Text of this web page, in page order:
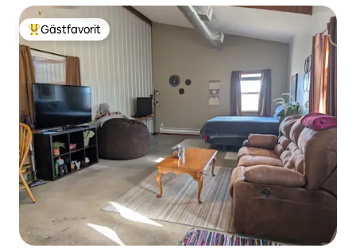
Populär gästfavorit
Gästfavorit